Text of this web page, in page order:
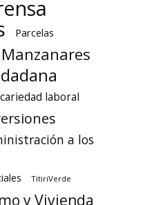
Parcelas
laboral
a los
TitiriVerde
y Vivienda